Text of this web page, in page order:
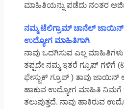
ಮಾಹಿತಿಯನ್ನು ಪಡೆದು ನಂತರ
ನಮ್ಮ ಟೆಲಿಗ್ರಾಮ್ ಚಾನೆಲ್ ಜಾಯಿನ್
ಉದ್ಯೋಗ ಮಾಹಿತಿಗಾಗಿ
ನಾವು ಒದಗಿಸುವ ಎಲ್ಲ ಮಾಹಿತಿಗಳು
ತಪ್ಪದೇ ನಮ್ಮ ಇತರೆ ಗ್ರೂಪ್ ಗಳಿಗೆ
ಫೇಸ್ಬುಕ್ ಗ್ರೂಪ್ ) ತಾವು ಜಾಯಿನ್
ಹಾಕುವ ಉದ್ಯೋಗ ಮಾಹಿತಿ ನಿಮಗೆ
ತಲುಪುತ್ತದೆ. ನಾವು ಹಾಕಿರುವ